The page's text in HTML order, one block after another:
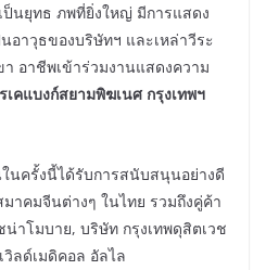
ป็นยุทธ ภพที่ยิ่งใหญ่ มีการแสดง
อาวุธของบริษัทฯ และเหล่าวีระ
อาชีพเข้าร่วมงานแสดงความ
เคแบงก์สยามพิฆเนศ กรุงเทพฯ
งนี้ได้รับการสนับสนุนอย่างดี
าคมจีนต่างๆ ในไทย รวมถึงคู่ค้า
าโมบาย, บริษัท กรุงเทพดุสิตเวช
ลด์เมดิคอล อัลไล